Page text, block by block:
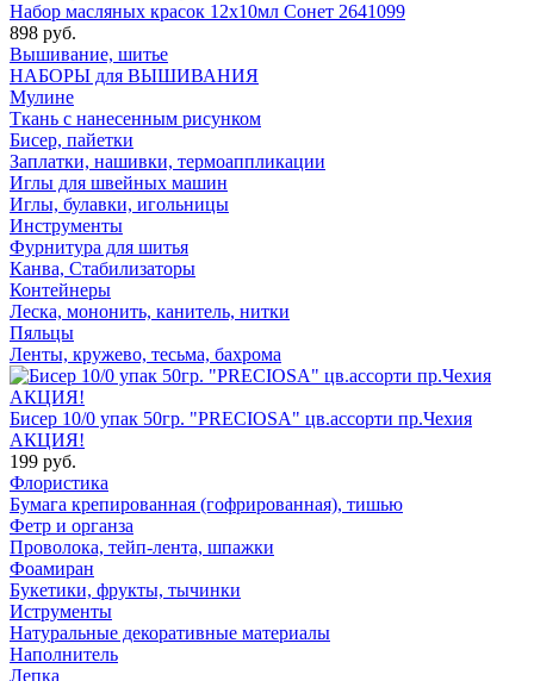
Набор масляных красок 12х10мл Сонет 2641099
898 руб.
Вышивание, шитье
НАБОРЫ для ВЫШИВАНИЯ
Мулине
Ткань с нанесенным рисунком
Бисер, пайетки
Заплатки, нашивки, термоаппликации
Иглы для швейных машин
Иглы, булавки, игольницы
Инструменты
Фурнитура для шитья
Канва, Стабилизаторы
Контейнеры
Леска, мононить, канитель, нитки
Пяльцы
Ленты, кружево, тесьма, бахрома
Бисер 10/0 упак 50гр. "PRECIOSA" цв.ассорти пр.Чехия
АКЦИЯ!
199 руб.
Флористика
Бумага крепированная (гофрированная), тишью
Фетр и органза
Проволока, тейп-лента, шпажки
Фоамиран
Букетики, фрукты, тычинки
Иструменты
Натуральные декоративные материалы
Наполнитель
Лепка